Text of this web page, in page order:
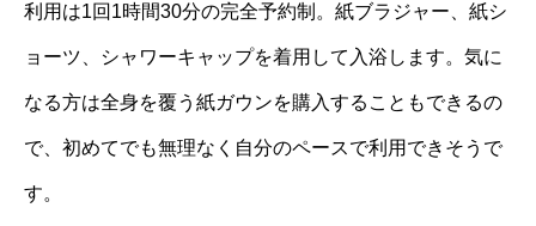
利用は1回1時間30分の完全予約制。紙ブラジャー、紙シ
ョーツ、シャワーキャップを着用して入浴します。気に
なる方は全身を覆う紙ガウンを購入することもできるの
で、初めてでも無理なく自分のペースで利用できそうで
す。